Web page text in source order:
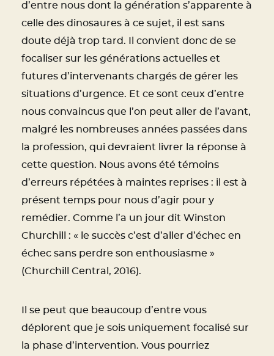
d’entre nous dont la génération s’apparente à
celle des dinosaures à ce sujet, il est sans
doute déjà trop tard. Il convient donc de se
focaliser sur les générations actuelles et
futures d’intervenants chargés de gérer les
situations d’urgence. Et ce sont ceux d’entre
nous convaincus que l’on peut aller de l’avant,
malgré les nombreuses années passées dans
la profession, qui devraient livrer la réponse à
cette question. Nous avons été témoins
d’erreurs répétées à maintes reprises : il est à
présent temps pour nous d’agir pour y
remédier. Comme l’a un jour dit Winston
Churchill : « le succès c’est d’aller d’échec en
échec sans perdre son enthousiasme »
(Churchill Central, 2016).
Il se peut que beaucoup d’entre vous
déplorent que je sois uniquement focalisé sur
la phase d’intervention. Vous pourriez